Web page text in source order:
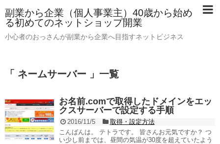
副業から企業（個人事業主）40歳から始め
る初めてのネットショップ開業
小心者のおっさんが副業から企業へ目指すネットビジネス
「 ネームサーバー 」一覧
お名前.comで取得したドメインをエッ
クスサーバーで設定する手順
2016/11/5
取得・設定方法
こんばんは。 テトラです。 皆さんお元気ですか？ つ
い少し前までは、昼間の気温が30度を超えていたよう